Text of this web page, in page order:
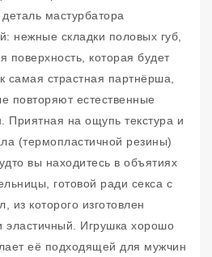
мастурбатора
нежные складки половых губ,
поверхность, которая будет
самая страстная партнёрша,
повторяют естественные
Приятная на ощупь текстура и
(термопластичной резины)
вы находитесь в объятиях
готовой ради секса с
из которого изготовлен
эластичный. Игрушка хорошо
её подходящей для мужчин